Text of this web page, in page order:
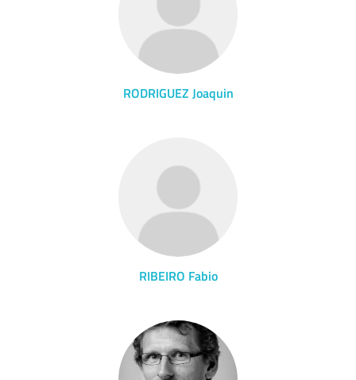
RODRIGUEZ Joaquin
RIBEIRO Fabio